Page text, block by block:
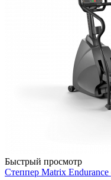
Быстрый просмотр
Степпер Matrix